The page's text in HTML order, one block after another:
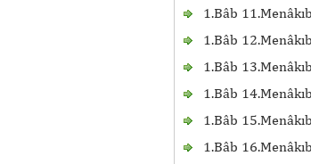
1.Bâb 11.Menâkıb
1.Bâb 12.Menâkıb
1.Bâb 13.Menâkıb
1.Bâb 14.Menâkıb
1.Bâb 15.Menâkıb
1.Bâb 16.Menâkıb